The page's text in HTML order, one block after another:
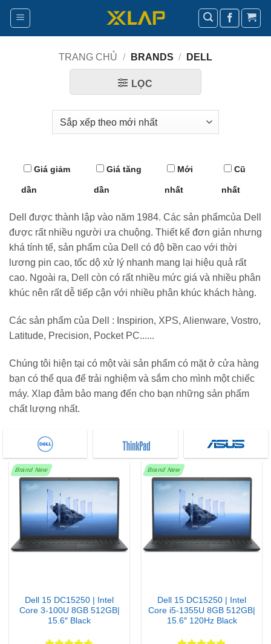
Bỏ
nội
TRANG CHỦ / BRANDS / DELL
LỌC
Giá giảm
dần
Giá tăng
dần
Mới
nhất
Cũ
nhất
Dell được thành lập vào năm 1984. Các sản phẩmcủa Dell
được rất nhiều người ưa chuộng. Thiết kế đơn giản nhưng
khá tính tế, sản phẩm của Dell có độ bền cao với thời
lương pin cao, tốc dộ xử lý nhanh mang lại hiệu quả rất
cao. Ngoài ra, Dell còn có rất nhiều mức giá và nhiều phân
khúc nên rất dễ tiếp cận với nhiều phân khúc khách hàng.
Các sản phẩm của Dell : Inspirion, XPS, Alienware, Vostro,
Latitude, Precision, Pocket PC......
Chúng tôi hiện tại có một vài sản phẩm có mặt ở cửa hàng
bạn có thể qua để trải nghiệm và sắm cho mình một chiếc
máy. Xlap đảm bảo mang đến cho bạn những sản phẩm
chất lượng nhất.
Brand New
Dell 15 DC15250 | Intel
Core 3-100U 8GB 512GB|
15.6″ Black
Brand New
Dell 15 DC15250 | Intel
Core i5-1355U 8GB 512GB|
15.6″ 120Hz Black